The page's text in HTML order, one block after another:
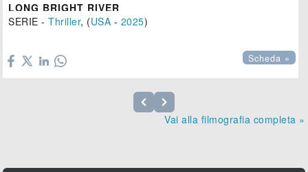
LONG BRIGHT RIVER
SERIE -Thriller, (USA - 2025)
Scheda »
Vai alla filmografia completa »